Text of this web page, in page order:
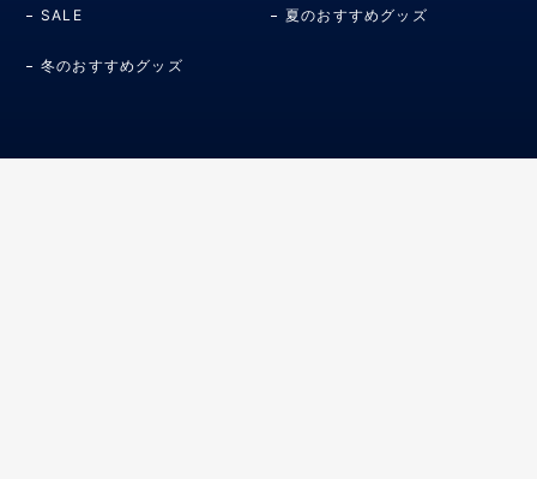
SALE 夏のおすすめグッズ
冬のおすすめグッズ